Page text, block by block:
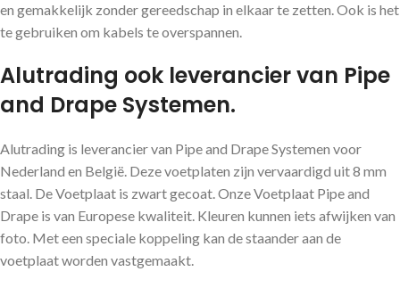
en gemakkelijk zonder gereedschap in elkaar te zetten. Ook is het
te gebruiken om kabels te overspannen.
Alutrading ook leverancier van Pipe
and Drape Systemen.
Alutrading is leverancier van Pipe and Drape Systemen voor
Nederland en België. Deze voetplaten zijn vervaardigd uit 8 mm
staal. De Voetplaat is zwart gecoat. Onze Voetplaat Pipe and
Drape is van Europese kwaliteit. Kleuren kunnen iets afwijken van
foto. Met een speciale koppeling kan de staander aan de
voetplaat worden vastgemaakt.